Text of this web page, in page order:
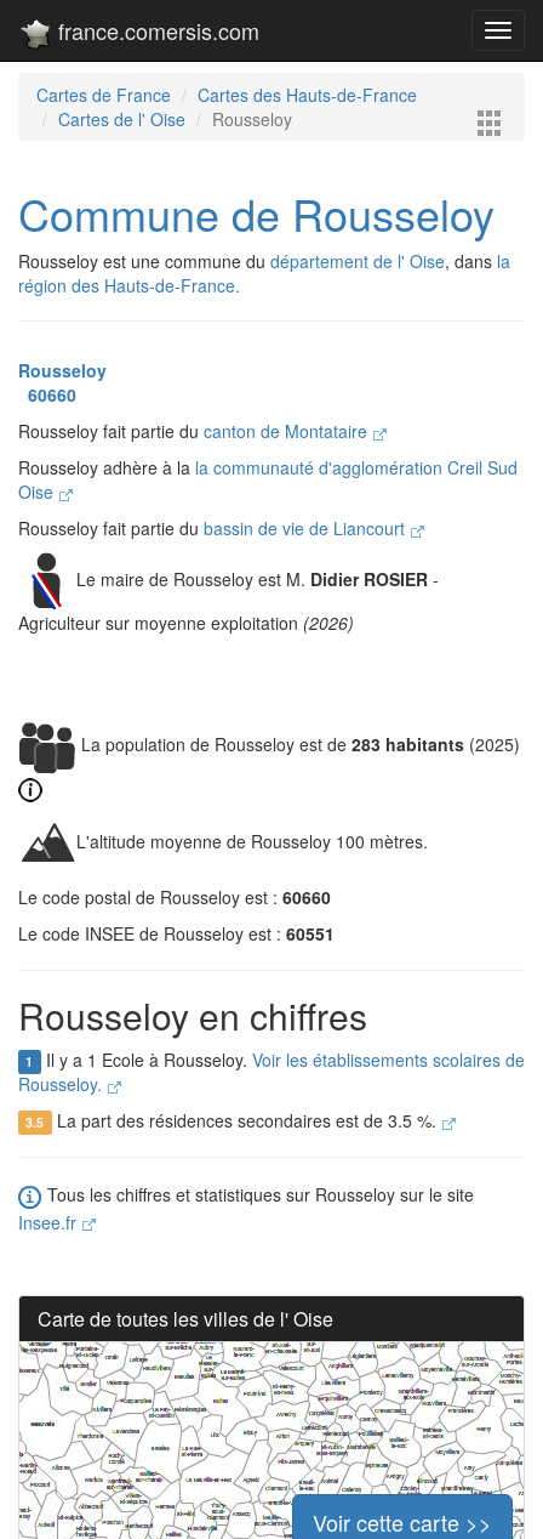
france.comersis.com
Cartes de France
Cartes des Hauts-de-France
Cartes de l' Oise
Rousseloy
Commune de Rousseloy
Rousseloy est une commune du département de l' Oise, dans la
région des Hauts-de-France.
Rousseloy
60660
Rousseloy fait partie du canton de Montataire
Rousseloy adhère à la la communauté d'agglomération Creil Sud
Oise
Rousseloy fait partie du bassin de vie de Liancourt
Le maire de Rousseloy est M. Didier ROSIER -
Agriculteur sur moyenne exploitation (2026)
La population de Rousseloy est de 283 habitants (2025)
L'altitude moyenne de Rousseloy 100 mètres.
Le code postal de Rousseloy est : 60660
Le code INSEE de Rousseloy est : 60551
Rousseloy en chiffres
1 Il y a 1 Ecole à Rousseloy. Voir les établissements scolaires de
Rousseloy.
3.5 La part des résidences secondaires est de 3.5 %.
Tous les chiffres et statistiques sur Rousseloy sur le site
Insee.fr
Carte de toutes les villes de l' Oise
Voir cette carte >>